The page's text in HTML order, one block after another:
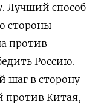
Лучший способ
стороны
против
Россию.
шаг в сторону
против Китая,